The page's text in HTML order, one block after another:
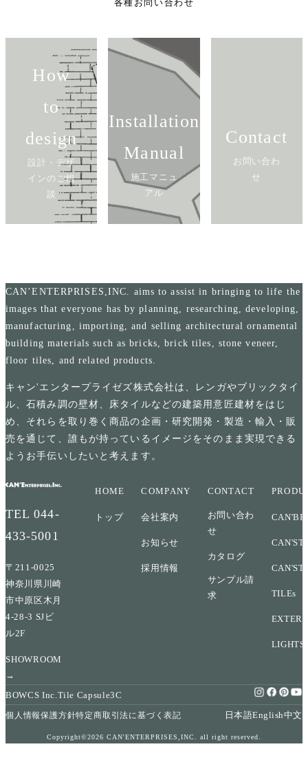
各種お問い合わせ
How
to
design
設計・デザ
インのご相
談
Installation
Manual
施工マニュ
アル
Contact
お問い合わ
せ
CAN’ENTERPRISES,INC. aims to assist in bringing to life the
images that everyone has by planning, researching, developing,
manufacturing, importing, and selling architectural ornamental
building materials such as bricks, brick tiles, stone veneer,
floor tiles, and related products.
キャン'エンタープライゼズ株式会社は、レンガやブリックタイ
ル、石積み調の壁材、床タイルなどの建築用意匠建材をはじ
め、それらを取り巻く商品の企画・研究開発・製造・輸入・販
売を通じて、誰もが持っているイメージをそのまま実現できる
ようお手伝いしたいと考えます。
TEL044-
433-5001
〒211-0025
神奈川県川崎
市中原区木月
4-28-3 SJビ
ル2F
SHOWROOM
→
HOME
トップ
COMPANY
会社案内
お知らせ
採用情報
CONTACT
お問い合わ
せ
カタログ
サンプル請
求
TILEs
LIGHTS
BOWCS Inc.Tile Capsule3C
個人情報保護方針特定商取引法に基づく表記 日本語English中文
Copyright©2026 CAN'ENTERPRISES,INC. all right reserved.